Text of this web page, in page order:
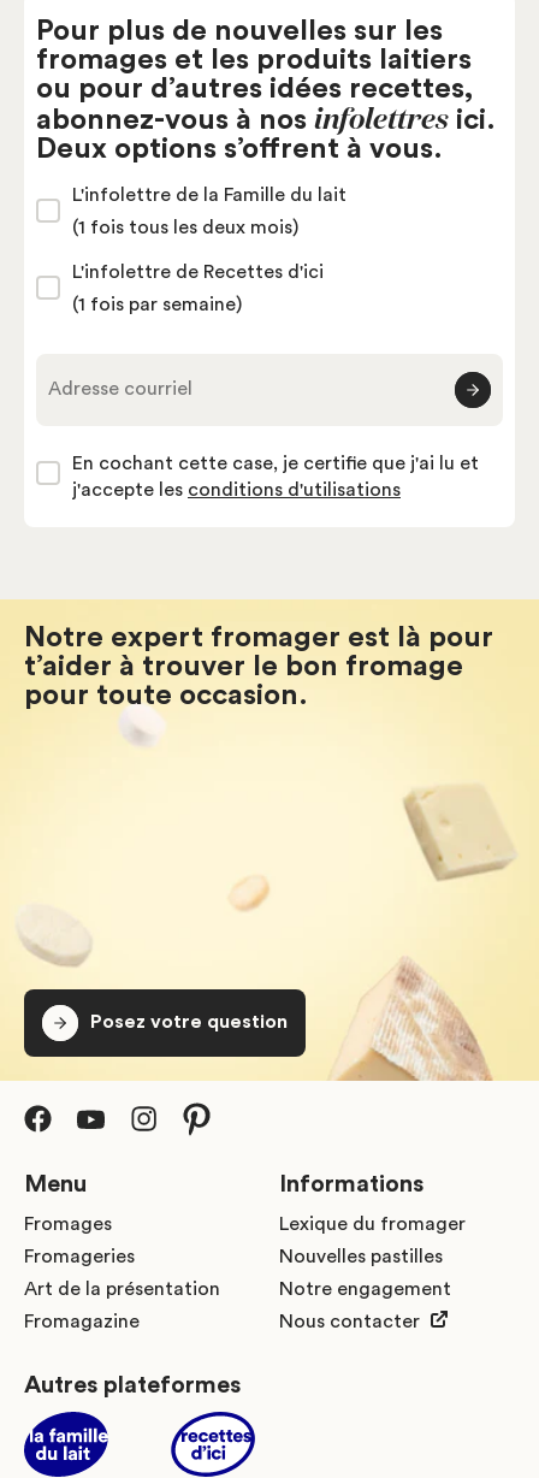
Pour plus de nouvelles sur les
fromages et les produits laitiers
ou pour d’autres idées recettes,
abonnez-vous à nos infolettres ici.
Deux options s’offrent à vous.
L'infolettre de la Famille du lait
(1 fois tous les deux mois)
L'infolettre de Recettes d'ici
(1 fois par semaine)
Adresse courriel
En cochant cette case, je certifie que j'ai lu et
j'accepte les conditions d'utilisations
Notre expert fromager est là pour
t’aider à trouver le bon fromage
pour toute occasion.
Posez votre question
Menu
Fromages
Fromageries
Art de la présentation
Fromagazine
Informations
Lexique du fromager
Nouvelles pastilles
Notre engagement
Nous contacter
Autres plateformes